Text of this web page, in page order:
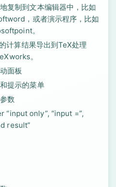
复制到文本编辑器中，比如
，或者演示程序，比如
。
计算结果导出到TeX处理
。
面板
提示的菜单
数
“input only”, “input =”,
result”